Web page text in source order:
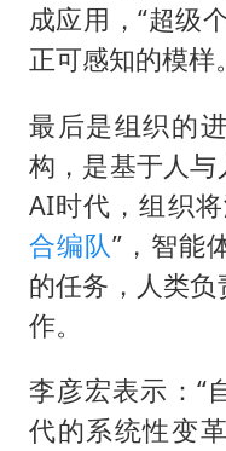
成应用，“超级
正可感知的模样。
最后是组织的
构，是基于人
AI时代，组织
合编队”，智能
的任务，人类
作。
李彦宏表示：“
代的系统性变